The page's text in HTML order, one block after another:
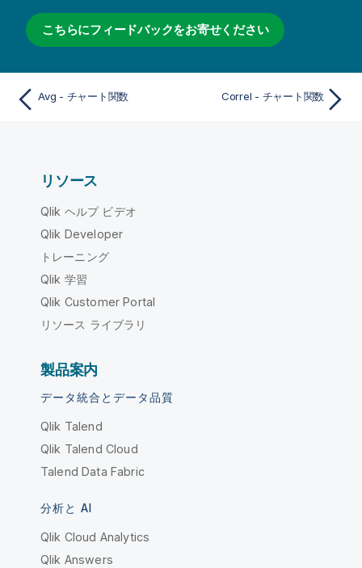
こちらにフィードバックをお寄せください
Avg - チャート関数 Correl - チャート関数
リソース
Qlik ヘルプ ビデオ
Qlik Developer
トレーニング
Qlik 学習
Qlik Customer Portal
リソース ライブラリ
製品案内
データ統合とデータ品質
Qlik Talend
Qlik Talend Cloud
Talend Data Fabric
分析と AI
Qlik Cloud Analytics
Qlik Answers